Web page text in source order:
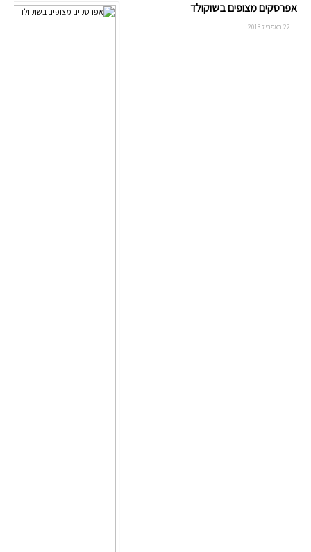
אפרסקים מצופים בשוקולד
22 באפריל 2018